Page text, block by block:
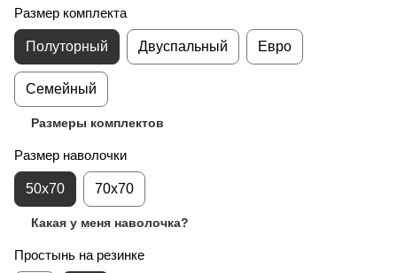
Размер комплекта
Полуторный Двуспальный Евро
Семейный
Размеры комплектов
Размер наволочки
50x70 70x70
Какая у меня наволочка?
Простынь на резинке